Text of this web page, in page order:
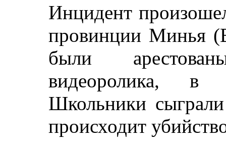
Инцидент
провинции Минья
были
видеоролика, в
Школьники
происходит